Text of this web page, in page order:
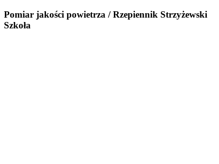
Pomiar jakości powietrza / Rzepiennik Strzyżewski
Szkoła